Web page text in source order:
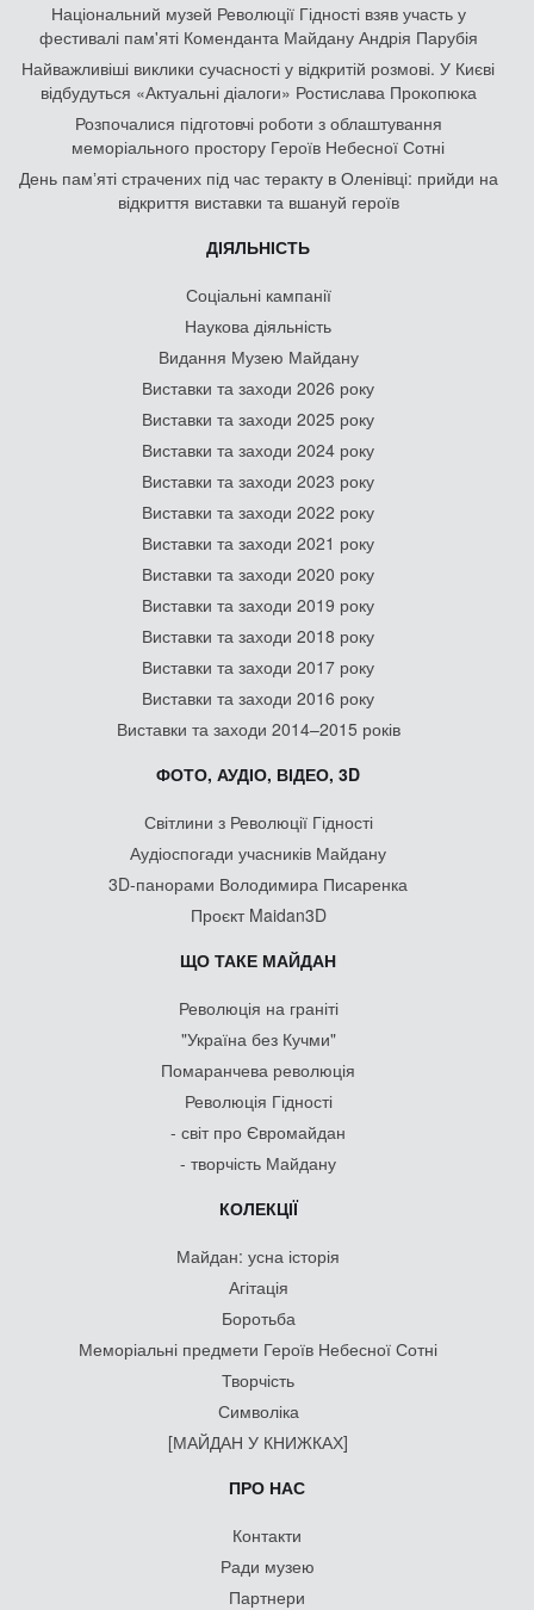
Національний музей Революції Гідності взяв участь у
фестивалі пам'яті Коменданта Майдану Андрія Парубія
Найважливіші виклики сучасності у відкритій розмові. У Києві
відбудуться «Актуальні діалоги» Ростислава Прокопюка
Розпочалися підготовчі роботи з облаштування
меморіального простору Героїв Небесної Сотні
День памʼяті страчених під час теракту в Оленівці: прийди на
відкриття виставки та вшануй героїв
ДІЯЛЬНІСТЬ
Соціальні кампанії
Наукова діяльність
Видання Музею Майдану
Виставки та заходи 2026 року
Виставки та заходи 2025 року
Виставки та заходи 2024 року
Виставки та заходи 2023 року
Виставки та заходи 2022 року
Виставки та заходи 2021 року
Виставки та заходи 2020 року
Виставки та заходи 2019 року
Виставки та заходи 2018 року
Виставки та заходи 2017 року
Виставки та заходи 2016 року
Виставки та заходи 2014–2015 років
ФОТО, АУДІО, ВІДЕО, 3D
Світлини з Революції Гідності
Аудіоспогади учасників Майдану
3D-панорами Володимира Писаренка
Проєкт Maidan3D
ЩО ТАКЕ МАЙДАН
Революція на граніті
"Україна без Кучми"
Помаранчева революція
Революція Гідності
- світ про Євромайдан
- творчість Майдану
КОЛЕКЦІЇ
Майдан: усна історія
Агітація
Боротьба
Меморіальні предмети Героїв Небесної Сотні
Творчість
Символіка
[МАЙДАН У КНИЖКАХ]
ПРО НАС
Контакти
Ради музею
Партнери